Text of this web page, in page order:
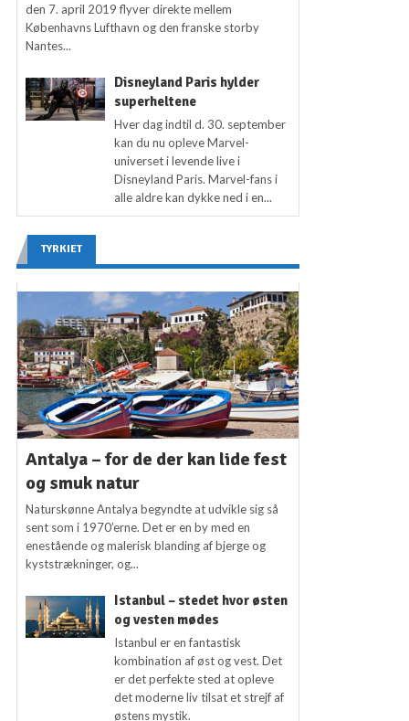
den 7. april 2019 flyver direkte mellem
Københavns Lufthavn og den franske storby
Nantes...
Disneyland Paris hylder
superheltene
Hver dag indtil d. 30. september
kan du nu opleve Marvel-
universet i levende live i
Disneyland Paris. Marvel-fans i
alle aldre kan dykke ned i en...
TYRKIET
Antalya – for de der kan lide fest
og smuk natur
Naturskønne Antalya begyndte at udvikle sig så
sent som i 1970’erne. Det er en by med en
enestående og malerisk blanding af bjerge og
kyststrækninger, og...
Istanbul – stedet hvor østen
og vesten mødes
Istanbul er en fantastisk
kombination af øst og vest. Det
er det perfekte sted at opleve
det moderne liv tilsat et strejf af
østens mystik.